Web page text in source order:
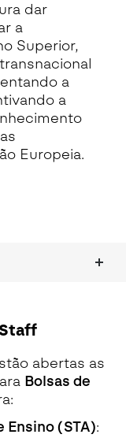
dar
a
Superior,
a
a
Europeia.
abertas as
Bolsas de
Ensino (STA):